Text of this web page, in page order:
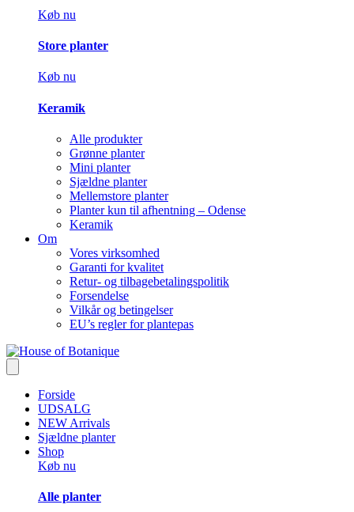
Køb nu
Store planter
Køb nu
Keramik
Alle produkter
Grønne planter
Mini planter
Sjældne planter
Mellemstore planter
Planter kun til afhentning – Odense
Keramik
Om
Vores virksomhed
Garanti for kvalitet
Retur- og tilbagebetalingspolitik
Forsendelse
Vilkår og betingelser
EU’s regler for plantepas
Forside
UDSALG
NEW Arrivals
Sjældne planter
Shop
Køb nu
Alle planter